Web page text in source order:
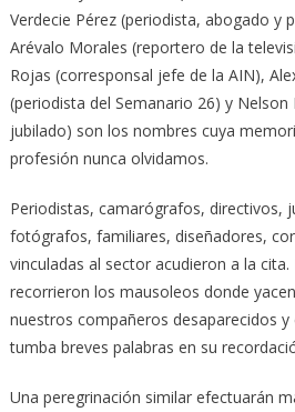
Verdecie Pérez (periodista, abogado y
Arévalo Morales (reportero de la
Rojas (corresponsal jefe de la AIN),
(periodista del Semanario 26) y
jubilado) son los nombres cuya
profesión nunca olvidamos.
Periodistas, camarógrafos, directivos,
fotógrafos, familiares, diseñadores,
vinculadas al sector acudieron a la
recorrieron los mausoleos donde
nuestros compañeros desaparecidos y
tumba breves palabras en su
Una peregrinación similar efectuarán